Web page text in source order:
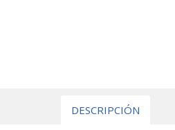
DESCRIPCIÓN